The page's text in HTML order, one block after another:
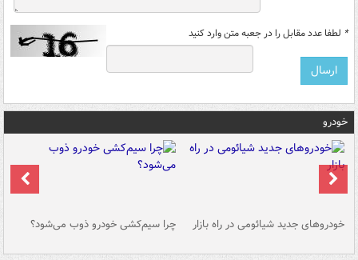
* لطفا عدد مقابل را در جعبه متن وارد کنید
خودرو
خودروهای جدید شیائومی در راه بازار چرا سیم‌کشی خودرو ذوب می‌شود؟